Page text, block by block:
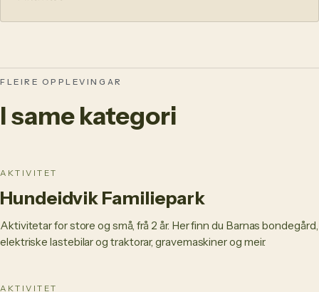
FLEIRE OPPLEVINGAR
I same kategori
AKTIVITET
Hundeidvik Familiepark
Aktivitetar for store og små, frå 2 år. Her finn du Barnas bondegård,
elektriske lastebilar og traktorar, gravemaskiner og meir.
AKTIVITET